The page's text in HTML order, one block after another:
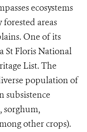
ecosystems
forested areas
One of its
St Floris National
List. The
population of
subsistence
sorghum,
other crops).